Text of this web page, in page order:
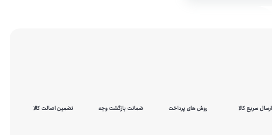
ارسال سریع کالا روش های پرداخت ضمانت بازگشت وجه تضمین اصالت کالا